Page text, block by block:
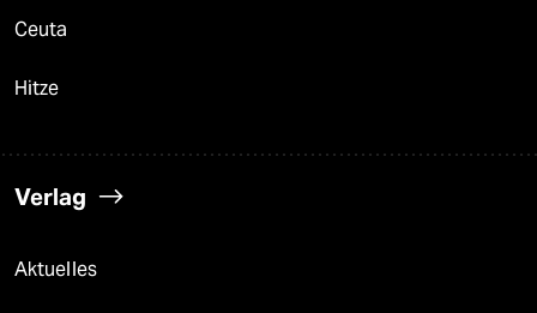
Ceuta
Hitze
Verlag
Aktuelles